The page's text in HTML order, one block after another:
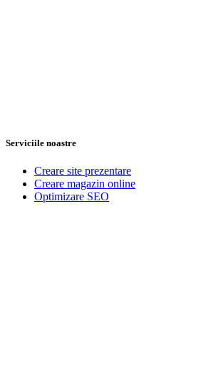
Serviciile noastre
Creare site prezentare
Creare magazin online
Optimizare SEO